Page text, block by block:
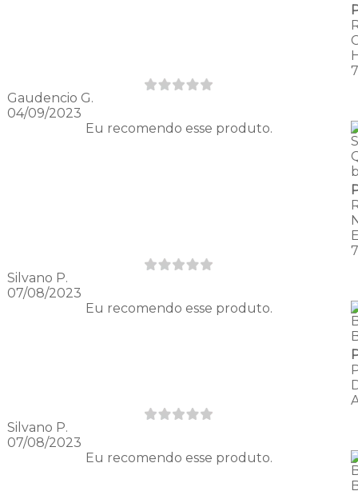
Gaudencio G.
04/09/2023
Eu recomendo esse produto.
Silvano P.
07/08/2023
Eu recomendo esse produto.
Silvano P.
07/08/2023
Eu recomendo esse produto.